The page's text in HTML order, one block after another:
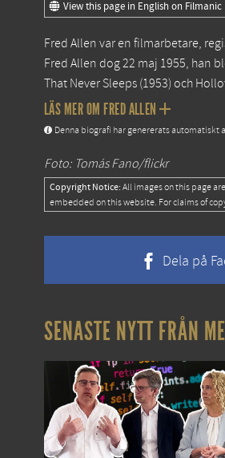
View this page in English on Filmanic
Fred Allen var en filmarbetare,
Fred Allen dog 22 maj 1955, han
That Never Sleeps (1953) och
LÄS MER OM FRED ALLEN
Denna biografi har genererats automatiskt
Foto: Tomás Fano/flickr
Copyright Notice: All images on this page
embedded on this website. For claims of
Dela på
SENASTE NYTT FRÅN